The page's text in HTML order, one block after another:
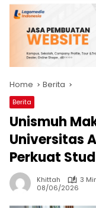
Home Berita
Berita
Unismuh
Universitas
Perkuat
Khittah
3
08/06/2026